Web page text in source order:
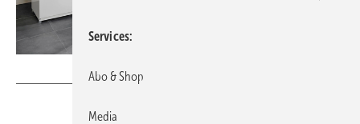
Services
Abo & Shop
Media